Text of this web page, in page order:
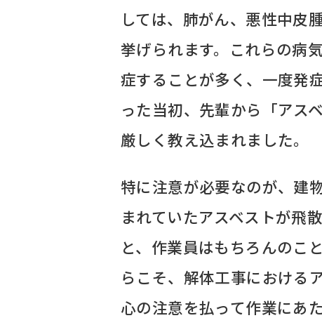
しては、肺がん、悪性中皮
挙げられます。これらの病
症することが多く、一度発
った当初、先輩から「アス
厳しく教え込まれました。
特に注意が必要なのが、建
まれていたアスベストが飛
と、作業員はもちろんのこ
らこそ、解体工事における
心の注意を払って作業にあ